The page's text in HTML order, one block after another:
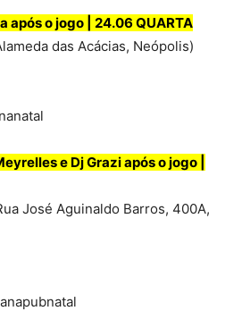
após o jogo | 24.06 QUARTA
das Acácias, Neópolis)
e Dj Grazi após o jogo |
José Aguinaldo Barros, 400A,